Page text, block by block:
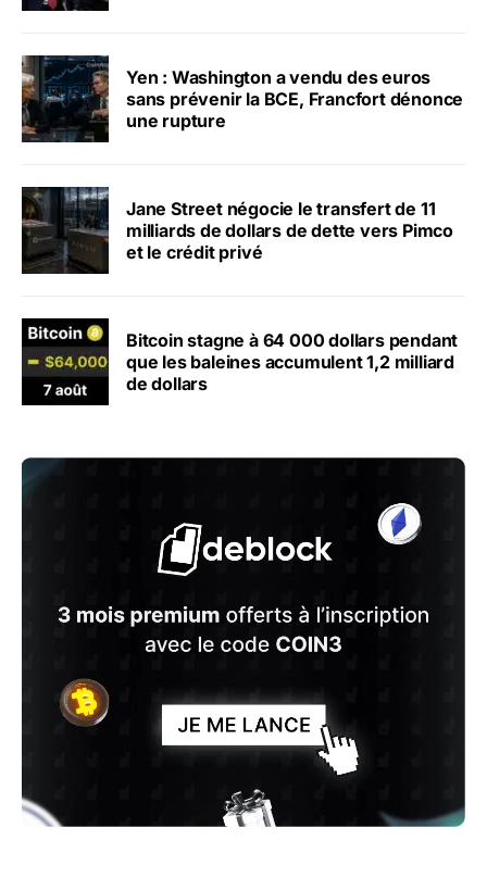
Yen : Washington a vendu des euros
sans prévenir la BCE, Francfort dénonce
une rupture
Jane Street négocie le transfert de 11
milliards de dollars de dette vers Pimco
et le crédit privé
Bitcoin stagne à 64 000 dollars pendant
que les baleines accumulent 1,2 milliard
de dollars